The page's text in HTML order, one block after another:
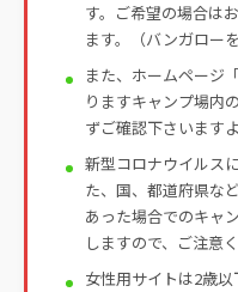
す。ご希望の場合は
ます。（バンガロー
また、ホームページ
りますキャンプ場内
ずご確認下さいます
新型コロナウイルス
た、国、都道府県な
あった場合でのキャ
しますので、ご注意く
女性用サイトは2歳